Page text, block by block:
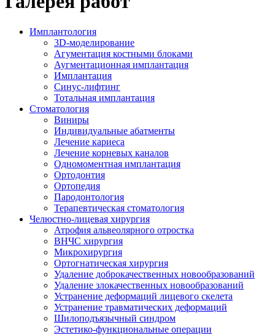
Имплантология
3D-моделирование
Агументация костными блоками
Аугментационная имплантация
Имплантация
Синус-лифтинг
Тотальная имплантация
Стоматология
Виниры
Индивидуальные абатменты
Лечение кариеса
Лечение корневых каналов
Одномоментная имплантация
Ортодонтия
Ортопедия
Пародонтология
Терапевтическая стоматология
Челюстно-лицевая хирургия
Атрофия альвеолярного отростка
ВНЧС хирургия
Микрохирургия
Ортогнатическая хирургия
Удаление доброкачественных новообразований
Удаление злокачественных новообразований
Устранение деформаций лицевого скелета
Устранение травматических деформаций
Шилоподъязычный синдром
Эстетико-функциональные операции